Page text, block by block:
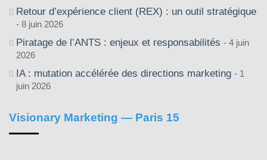
Retour d’expérience client (REX) : un outil stratégique
8 juin 2026
Piratage de l’ANTS : enjeux et responsabilités
4 juin
2026
IA : mutation accélérée des directions marketing
1
juin 2026
Visionary Marketing — Paris 15